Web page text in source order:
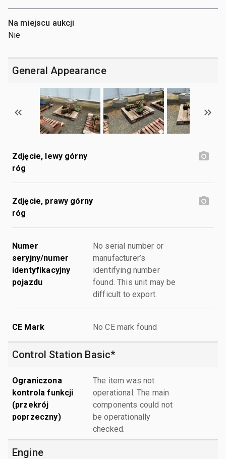
Na miejscu aukcji
Nie
General Appearance
Zdjęcie, lewy górny
róg
Zdjęcie, prawy górny
róg
Numer
seryjny/numer
identyfikacyjny
pojazdu
No serial number or
manufacturer’s
identifying number
found. This unit may be
difficult to export.
CE Mark No CE mark found
Control Station Basic*
Ograniczona
kontrola funkcji
(przekrój
poprzeczny)
The item was not
operational. The main
components could not
be operationally
checked.
Engine